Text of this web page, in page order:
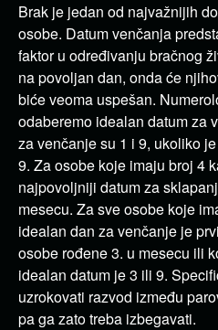
Brak je jedan od najvažnijih
osobe. Datum venčanja
faktor u određivanju bračnog
na povoljan dan, onda će
biće veoma uspešan.
odaberemo idealan datum za
za venčanje su 1 i 9, ukoliko
9. Za osobe koje imaju broj 4
najpovoljniji datum za
mesecu. Za sve osobe koje
idealan dan za venčanje je
osobe rođene 3. u mesecu ili
idealan datum je 3 ili 9.
uzrokovati razvod između
pa ga zato treba izbegavati.